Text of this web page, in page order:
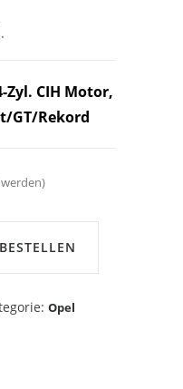
Zyl. CIH Motor,
GT/Rekord
BESTELLEN
Opel